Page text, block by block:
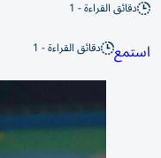
دقائق القراءة - 1
استمع دقائق القراءة - 1